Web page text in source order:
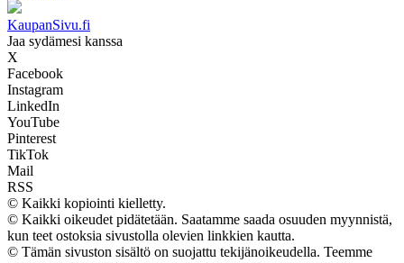
KaupanSivu.fi
Jaa sydämesi kanssa
X
Facebook
Instagram
LinkedIn
YouTube
Pinterest
TikTok
Mail
RSS
© Kaikki kopiointi kielletty.
© Kaikki oikeudet pidätetään. Saatamme saada osuuden myynnistä,
kun teet ostoksia sivustolla olevien linkkien kautta.
© Tämän sivuston sisältö on suojattu tekijänoikeudella. Teemme